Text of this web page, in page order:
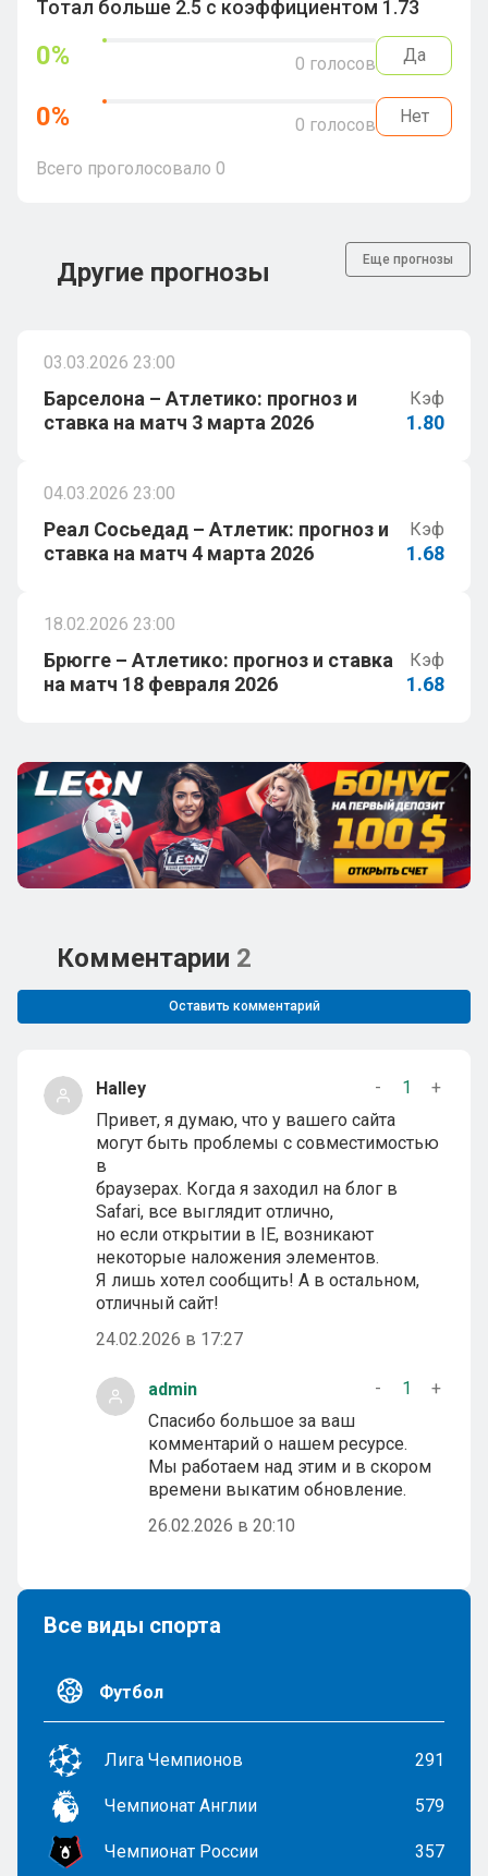
Тотал больше 2.5 с коэффициентом 1.73
0% 0 голосов Да
0% 0 голосов Нет
Всего проголосовало 0
Другие прогнозы Еще прогнозы
03.03.2026 23:00
Барселона – Атлетико: прогноз и
ставка на матч 3 марта 2026
Кэф
1.80
04.03.2026 23:00
Реал Сосьедад – Атлетик: прогноз и
ставка на матч 4 марта 2026
Кэф
1.68
18.02.2026 23:00
Брюгге – Атлетико: прогноз и ставка
на матч 18 февраля 2026
Кэф
1.68
Комментарии 2
Оставить комментарий
Halley - 1
+
Привет, я думаю, что у вашего сайта
могут быть проблемы с совместимостью
в
браузерах. Когда я заходил на блог в
Safari, все выглядит отлично,
но если открытии в IE, возникают
некоторые наложения элементов.
Я лишь хотел сообщить! А в остальном,
отличный сайт!
24.02.2026 в 17:27
admin - 1
+
Спасибо большое за ваш
комментарий о нашем ресурсе.
Мы работаем над этим и в скором
времени выкатим обновление.
26.02.2026 в 20:10
Все виды спорта
Футбол
Лига Чемпионов 291
Чемпионат Англии 579
Чемпионат России 357